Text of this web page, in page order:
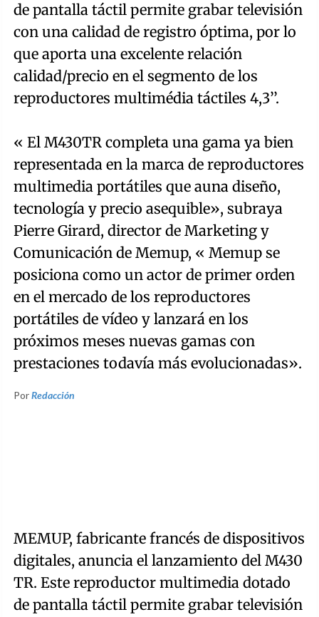
de pantalla táctil permite grabar televisión
con una calidad de registro óptima, por lo
que aporta una excelente relación
calidad/precio en el segmento de los
reproductores multimédia táctiles 4,3’’.
« El M430TR completa una gama ya bien
representada en la marca de reproductores
multimedia portátiles que auna diseño,
tecnología y precio asequible», subraya
Pierre Girard, director de Marketing y
Comunicación de Memup, « Memup se
posiciona como un actor de primer orden
en el mercado de los reproductores
portátiles de vídeo y lanzará en los
próximos meses nuevas gamas con
prestaciones todavía más evolucionadas».
PorRedacción
MEMUP, fabricante francés de dispositivos
digitales, anuncia el lanzamiento del M430
TR. Este reproductor multimedia dotado
de pantalla táctil permite grabar televisión